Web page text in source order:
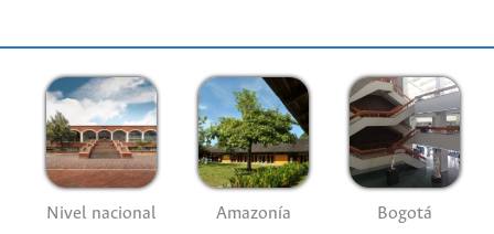
Nivel nacional Amazonía Bogotá